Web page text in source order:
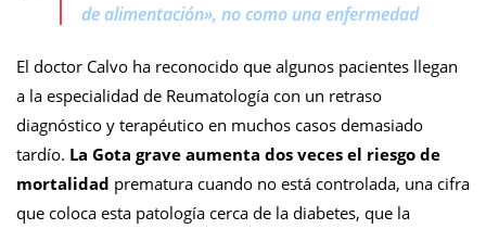
de alimentación», no como una enfermedad
El doctor Calvo ha reconocido que algunos pacientes llegan
a la especialidad de Reumatología con un retraso
diagnóstico y terapéutico en muchos casos demasiado
tardío. La Gota grave aumenta dos veces el riesgo de
mortalidad prematura cuando no está controlada, una cifra
que coloca esta patología cerca de la diabetes, que la